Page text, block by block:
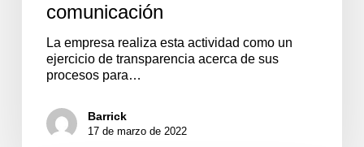
comunicación
La empresa realiza esta actividad como un
ejercicio de transparencia acerca de sus
procesos para…
Barrick
17 de marzo de 2022